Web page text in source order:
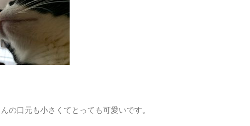
の口元も小さくてとっても可愛いです。